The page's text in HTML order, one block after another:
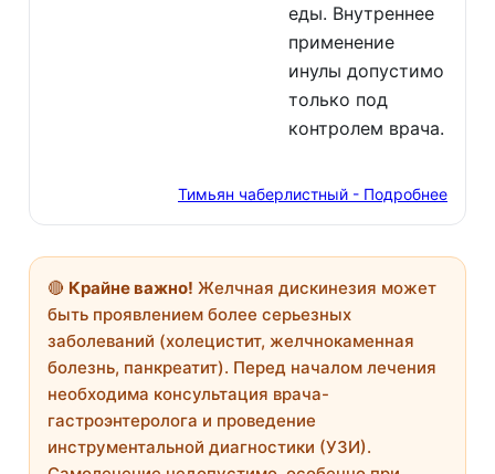
еды. Внутреннее
применение
инулы допустимо
только под
контролем врача.
Тимьян чаберлистный - Подробнее
🔴 Крайне важно! Желчная дискинезия может
быть проявлением более серьезных
заболеваний (холецистит, желчнокаменная
болезнь, панкреатит). Перед началом лечения
необходима консультация врача-
гастроэнтеролога и проведение
инструментальной диагностики (УЗИ).